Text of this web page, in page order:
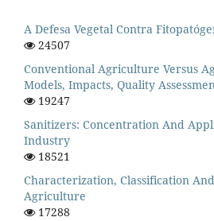
A Defesa Vegetal Contra
24507
Conventional Agriculture Versus
Models, Impacts, Quality
19247
Sanitizers: Concentration And
Industry
18521
Characterization, Classification
Agriculture
17288